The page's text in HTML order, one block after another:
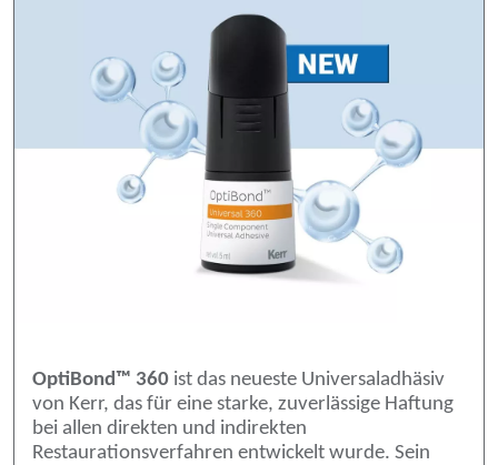
OptiBond™ 360 ist das neueste Universaladhäsiv
von Kerr, das für eine starke, zuverlässige Haftung
bei allen direkten und indirekten
Restaurationsverfahren entwickelt wurde. Sein